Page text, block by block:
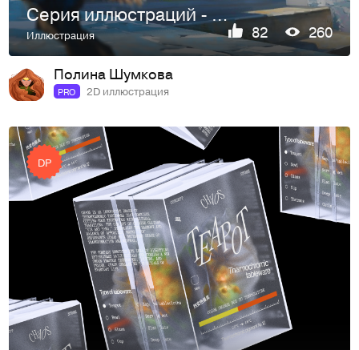
Серия иллюстраций - Дикая
Иллюстрация 82 260
Полина Шумкова
PRO 2D иллюстрация
DP